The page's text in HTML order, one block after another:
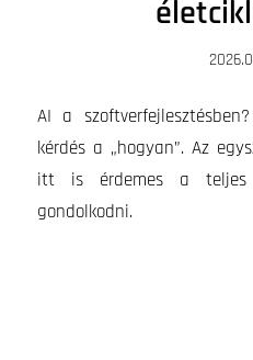
AI a
kérdés a „hogyan”. Az
itt is érdemes a teljes
gondolkodni.